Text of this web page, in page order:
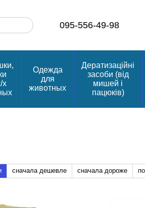
095-556-49-98
х
Одежда
для
животных
Дератизаційні
засоби (від
мишей і
пацюків)
сначала дешевле сначала дороже